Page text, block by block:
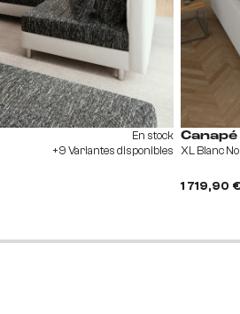
En stock
+9 Variantes disponibles
XL Blanc
1 719,90